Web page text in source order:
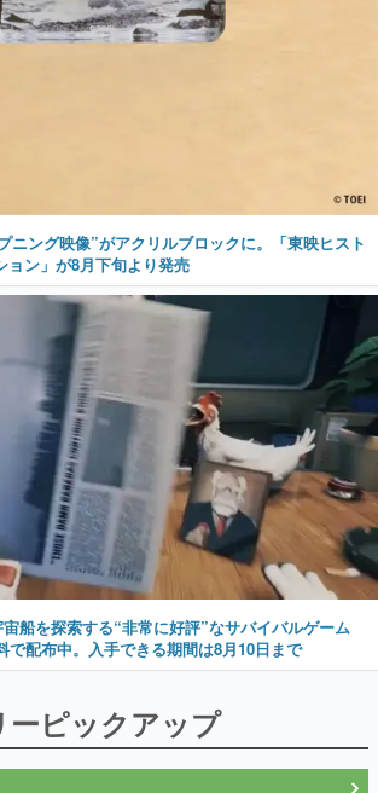
ニング映像”がアクリルブロックに。「東映ヒスト
ョン」が8月下旬より発売
船を探索する“非常に好評”なサバイバルゲーム
で配布中。入手できる期間は8月10日まで
ーピックアップ